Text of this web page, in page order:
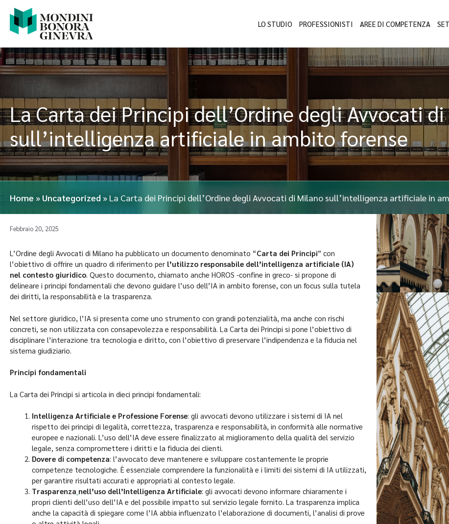
LO STUDIO PROFESSIONISTI AREE DI COMPETENZA
La Carta dei Principi dell’Ordine degli Avvocati
sull’intelligenza artificiale in ambito forense
Home » Uncategorized » La Carta dei Principi dell’Ordine degli Avvocati di Milano sull’intelligenza artificiale in
Febbraio 20, 2025
L’Ordine degli Avvocati di Milano ha pubblicato un documento denominato “Carta dei Principi” con
l’obiettivo di offrire un quadro di riferimento per l’utilizzo responsabile dell’intelligenza artificiale (IA)
nel contesto giuridico. Questo documento, chiamato anche HOROS -confine in greco- si propone di
delineare i principi fondamentali che devono guidare l’uso dell’IA in ambito forense, con un focus sulla tutela
dei diritti, la responsabilità e la trasparenza.
Nel settore giuridico, l’IA si presenta come uno strumento con grandi potenzialità, ma anche con rischi
concreti, se non utilizzata con consapevolezza e responsabilità. La Carta dei Principi si pone l’obiettivo di
disciplinare l’interazione tra tecnologia e diritto, con l’obiettivo di preservare l’indipendenza e la fiducia nel
sistema giudiziario.
Principi fondamentali
La Carta dei Principi si articola in dieci principi fondamentali:
Intelligenza Artificiale e Professione Forense: gli avvocati devono utilizzare i sistemi di IA nel
rispetto dei principi di legalità, correttezza, trasparenza e responsabilità, in conformità alle normative
europee e nazionali. L’uso dell’IA deve essere finalizzato al miglioramento della qualità del servizio
legale, senza compromettere i diritti e la fiducia dei clienti.
Dovere di competenza: l’avvocato deve mantenere e sviluppare costantemente le proprie
competenze tecnologiche. È essenziale comprendere la funzionalità e i limiti dei sistemi di IA utilizzati,
per garantire risultati accurati e appropriati al contesto legale.
Trasparenza nell’uso dell’Intelligenza Artificiale: gli avvocati devono informare chiaramente i
propri clienti dell’uso dell’IA e del possibile impatto sul servizio legale fornito. La trasparenza implica
anche la capacità di spiegare come l’IA abbia influenzato l’elaborazione di documenti, l’analisi di prove